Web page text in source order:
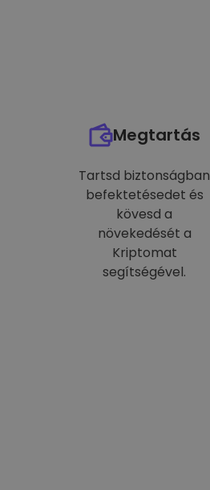
Megtartás
Tartsd biztonságban
befektetésedet és
kövesd a
növekedését a
Kriptomat
segítségével.